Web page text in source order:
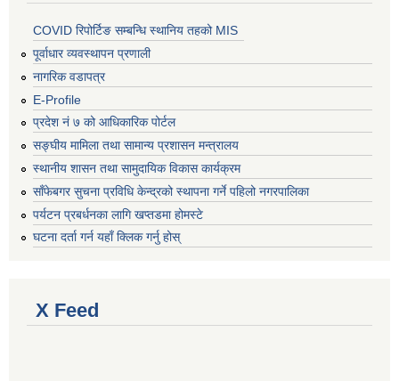
COVID रिपोर्टिङ सम्बन्धि स्थानिय तहको MIS
पूर्वाधार व्यवस्थापन प्रणाली
नागरिक वडापत्र
E-Profile
प्रदेश नं ७ को आधिकारिक पोर्टल
सङ्घीय मामिला तथा सामान्य प्रशासन मन्त्रालय
स्थानीय शासन तथा सामुदायिक विकास कार्यक्रम
साँफेबगर सुचना प्रविधि केन्द्रको स्थापना गर्ने पहिलो नगरपालिका
पर्यटन प्रबर्धनका लागि खप्तडमा होमस्टे
घटना दर्ता गर्न यहाँ क्लिक गर्नु होस्
X Feed